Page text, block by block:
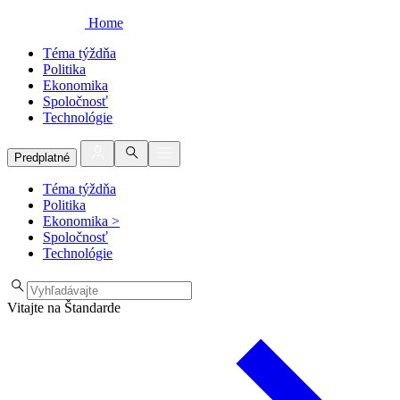
Home
Téma týždňa
Politika
Ekonomika
Spoločnosť
Technológie
Predplatné
Téma týždňa
Politika
Ekonomika >
Spoločnosť
Technológie
Vitajte na Štandarde